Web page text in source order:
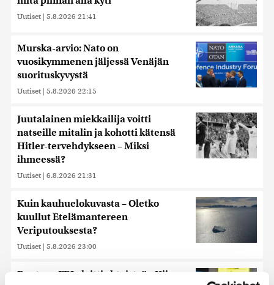
Uutiset | 5.8.2026 21:41
Murska-arvio: Nato on
vuosikymmenen jäljessä Venäjän
suorituskyvystä
Uutiset | 5.8.2026 22:15
Juutalainen miekkailija voitti
natseille mitalin ja kohotti kätensä
Hitler-tervehdykseen – Miksi
ihmeessä?
Uutiset | 6.8.2026 21:31
Kuin kauhuelokuvasta – Oletko
kuullut Etelämantereen
Veriputouksesta?
Uutiset | 5.8.2026 23:00
Reuters: FBI aloitti yhteistyön Kiinan